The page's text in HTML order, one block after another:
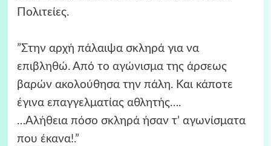
Πολιτείες.
”Στην αρχή πάλαιψα σκληρά για να
επιβληθώ. Από το αγώνισμα της άρσεως
βαρών ακολούθησα την πάλη. Και κάποτε
έγινα επαγγελματίας αθλητής….
…Αλήθεια πόσο σκληρά ήσαν τ’ αγωνίσματα
που έκανα!.”